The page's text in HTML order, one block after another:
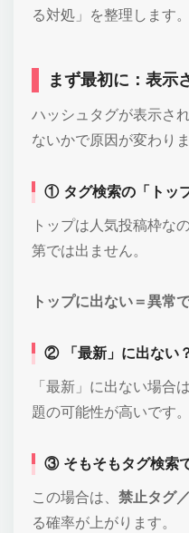
る対処」を整理します。
まず最初に：表示
ハッシュタグが表示さ
ないかで原因が変わりま
① タグ検索の「トッ
トップは人気投稿枠な
第では出ません。
トップに出ない＝異常
② 「最新」に出ない
「最新」に出ない場合
題の可能性が高いです。
③ そもそもタグ検索
この場合は、 禁止タグ
る確率が上がります。